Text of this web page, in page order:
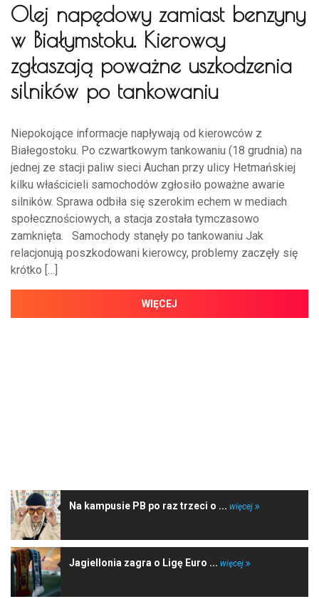
Olej napędowy zamiast benzyny
w Białymstoku. Kierowcy
zgłaszają poważne uszkodzenia
silników po tankowaniu
Niepokojące informacje napływają od kierowców z
Białegostoku. Po czwartkowym tankowaniu (18 grudnia) na
jednej ze stacji paliw sieci Auchan przy ulicy Hetmańskiej
kilku właścicieli samochodów zgłosiło poważne awarie
silników. Sprawa odbiła się szerokim echem w mediach
społecznościowych, a stacja została tymczasowo
zamknięta. Samochody stanęły po tankowaniu Jak
relacjonują poszkodowani kierowcy, problemy zaczęły się
krótko […]
WIĘCEJ
Na kampusie PB po raz trzeci o ... więcej
Jagiellonia zagra o Ligę Euro ... więcej